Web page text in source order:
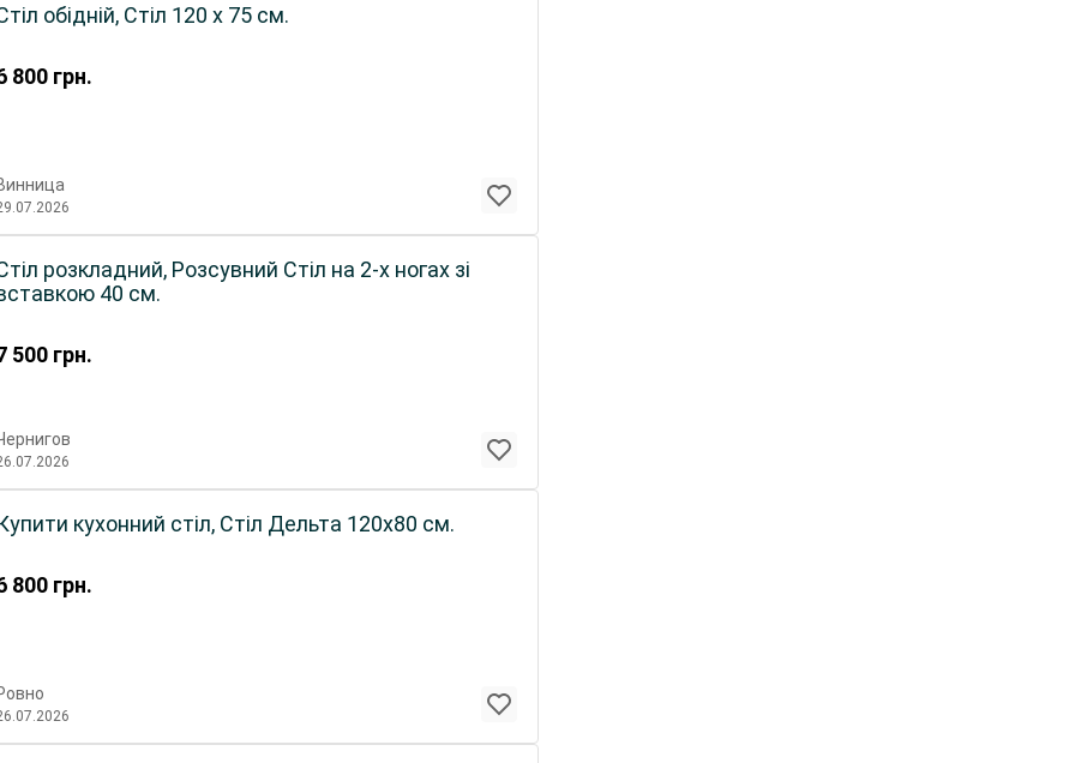
800 грн.
обідній, Стіл 120 х 75 см.
500 грн.
розкладний, Розсувний Стіл на 2-х ногах зі
40 см.
800 грн.
кухонний стіл, Стіл Дельта 120х80 см.